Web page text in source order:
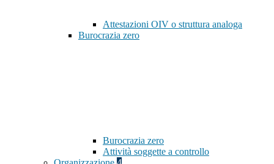
Attestazioni OIV o struttura analoga
Burocrazia zero
Burocrazia zero
Attività soggette a controllo